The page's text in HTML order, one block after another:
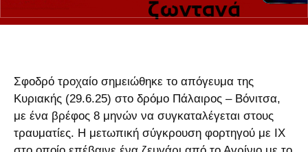
Σφοδρό τροχαίο σημειώθηκε το απόγευμα της
Κυριακής (29.6.25) στο δρόμο Πάλαιρος – Βόνιτσα,
με ένα βρέφος 8 μηνών να συγκαταλέγεται στους
τραυματίες. Η μετωπική σύγκρουση φορτηγού με ΙΧ